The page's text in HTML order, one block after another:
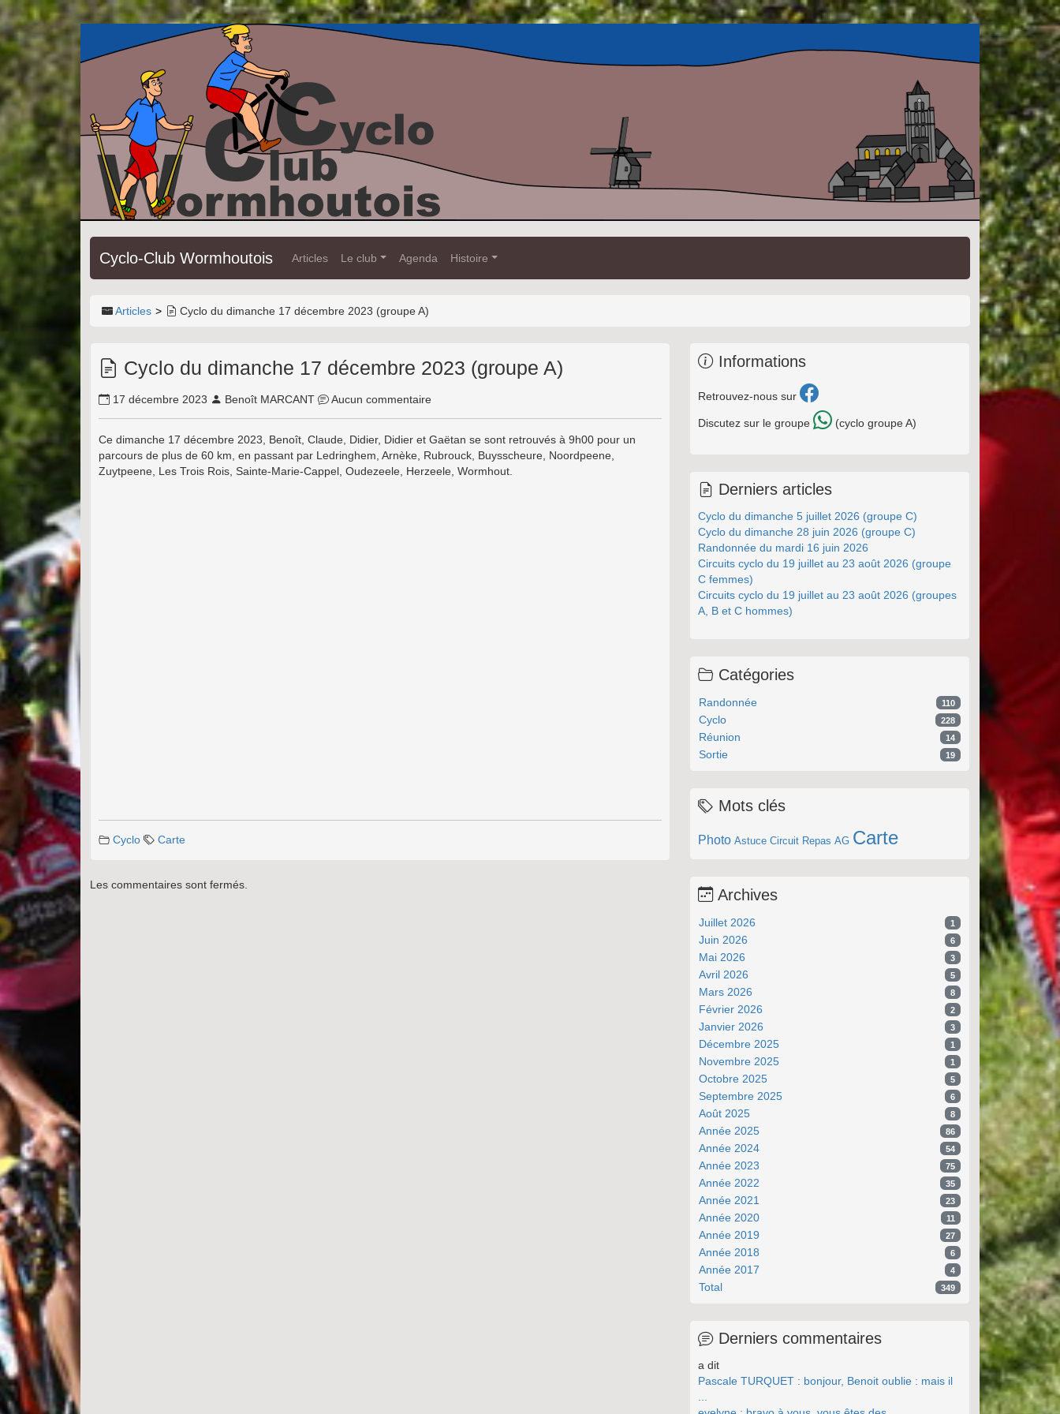
Cyclo-Club Wormhoutois Articles Le club Agenda Histoire
Articles Cyclo du dimanche 17 décembre 2023 (groupe A)
Cyclo du dimanche 17 décembre 2023 (groupe A)
17 décembre 2023 Benoît MARCANT Aucun commentaire
Ce dimanche 17 décembre 2023, Benoît, Claude, Didier, Didier et Gaëtan se sont retrouvés à 9h00 pour un
parcours de plus de 60 km, en passant par Ledringhem, Arnèke, Rubrouck, Buysscheure, Noordpeene,
Zuytpeene, Les Trois Rois, Sainte-Marie-Cappel, Oudezeele, Herzeele, Wormhout.
Cyclo Carte
Les commentaires sont fermés.
Informations
Retrouvez-nous sur
Discutez sur le groupe (cyclo groupe A)
Derniers articles
Cyclo du dimanche 5 juillet 2026 (groupe C)
Cyclo du dimanche 28 juin 2026 (groupe C)
Randonnée du mardi 16 juin 2026
Circuits cyclo du 19 juillet au 23 août 2026 (groupe
C femmes)
Circuits cyclo du 19 juillet au 23 août 2026 (groupes
A, B et C hommes)
Catégories
Randonnée 110
Cyclo 228
Réunion 14
Sortie 19
Mots clés
Photo Astuce Circuit Repas AG Carte
Archives
Juillet 2026 1
Juin 2026 6
Mai 2026 3
Avril 2026 5
Mars 2026 8
Février 2026 2
Janvier 2026 3
Décembre 2025 1
Novembre 2025 1
Octobre 2025 5
Septembre 2025 6
Août 2025 8
Année 2025 86
Année 2024 54
Année 2023 75
Année 2022 35
Année 2021 23
Année 2020 11
Année 2019 27
Année 2018 6
Année 2017 4
Total 349
Derniers commentaires
a dit
Pascale TURQUET : bonjour, Benoit oublie : mais il